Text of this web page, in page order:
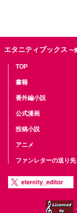
エタニティブックス 〜
TOP
書籍
番外編小説
公式漫画
投稿小説
アニメ
ファンレターの送り先